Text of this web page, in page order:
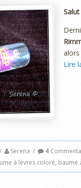
alors
Lire
/ Serena / 4
à lèvres coloré, baume